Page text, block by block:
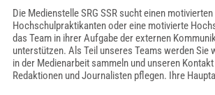
Die Medienstelle SRG SSR sucht einen motivierten
Hochschulpraktikanten oder eine motivierte
das Team in ihrer Aufgabe der externen
unterstützen. Als Teil unseres Teams werden Sie
in der Medienarbeit sammeln und unseren
Redaktionen und Journalisten pflegen. Ihre